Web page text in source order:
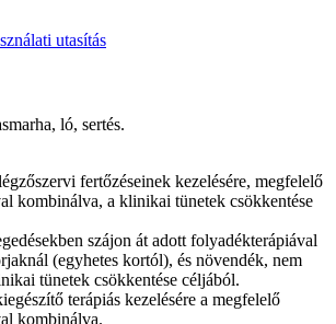
utasítás
ló, sertés.
fertőzéseinek kezelésére, megfelelő
kombinálva, a klinikai tünetek csökkentése
szájon át adott folyadékterápiával
(egyhetes kortól), és növendék, nem
tünetek csökkentése céljából.
terápiás kezelésére a megfelelő
kombinálva.